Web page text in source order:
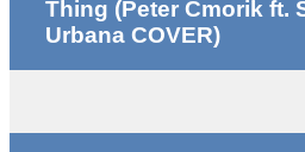
Thing (Peter Cmorik ft.
Urbana COVER)